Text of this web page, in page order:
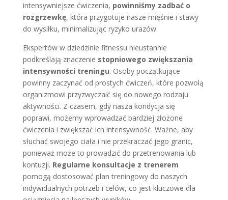
intensywniejsze ćwiczenia, powinniśmy zadbać o
rozgrzewkę, która przygotuje nasze mięśnie i stawy
do wysiłku, minimalizując ryzyko urazów.
Ekspertów w dziedzinie fitnessu nieustannie
podkreślają znaczenie stopniowego zwiększania
intensywności treningu. Osoby początkujące
powinny zaczynać od prostych ćwiczeń, które pozwolą
organizmowi przyzwyczaić się do nowego rodzaju
aktywności. Z czasem, gdy nasza kondycja się
poprawi, możemy wprowadzać bardziej złożone
ćwiczenia i zwiększać ich intensywność. Ważne, aby
słuchać swojego ciała i nie przekraczać jego granic,
ponieważ może to prowadzić do przetrenowania lub
kontuzji. Regularne konsultacje z trenerem
pomogą dostosować plan treningowy do naszych
indywidualnych potrzeb i celów, co jest kluczowe dla